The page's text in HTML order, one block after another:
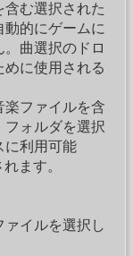
含む選択された
動的にゲームに
曲選択のドロ
めに使用される
楽ファイルを含
フォルダを選択
に利用可能
ます。
ァイルを選択し